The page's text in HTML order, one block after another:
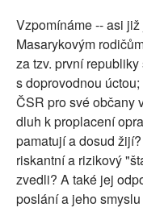
Vzpomínáme -- asi
Masarykovým
za tzv. první
s doprovodnou
ČSR pro své občany
dluh k proplacení
pamatují a dosud
riskantní a rizikový
zvedli? A také jej
poslání a jeho